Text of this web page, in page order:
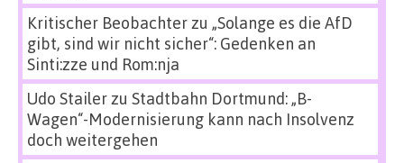
Kritischer Beobachterzu „Solange es die AfD
gibt, sind wir nicht sicher“: Gedenken an
Sinti:zze und Rom:nja
Udo Stailerzu Stadtbahn Dortmund: „B-
Wagen“-Modernisierung kann nach Insolvenz
doch weitergehen